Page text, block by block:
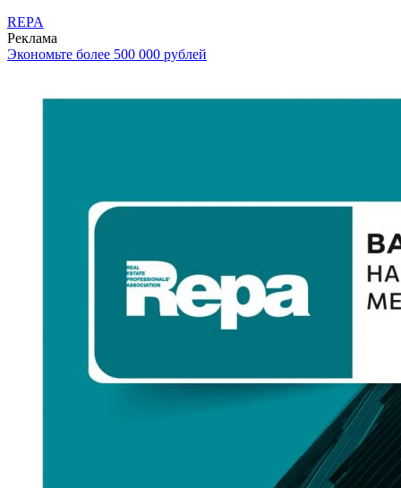
REPA
Реклама
Экономьте более 500 000 рублей